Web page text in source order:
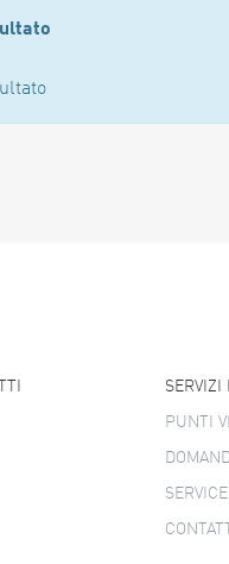
SERVIZI
PUNTI